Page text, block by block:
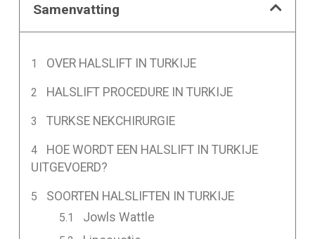
Samenvatting
OVER HALSLIFT IN TURKIJE
HALSLIFT PROCEDURE IN TURKIJE
TURKSE NEKCHIRURGIE
HOE WORDT EEN HALSLIFT IN TURKIJE
UITGEVOERD?
SOORTEN HALSLIFTEN IN TURKIJE
Jowls Wattle